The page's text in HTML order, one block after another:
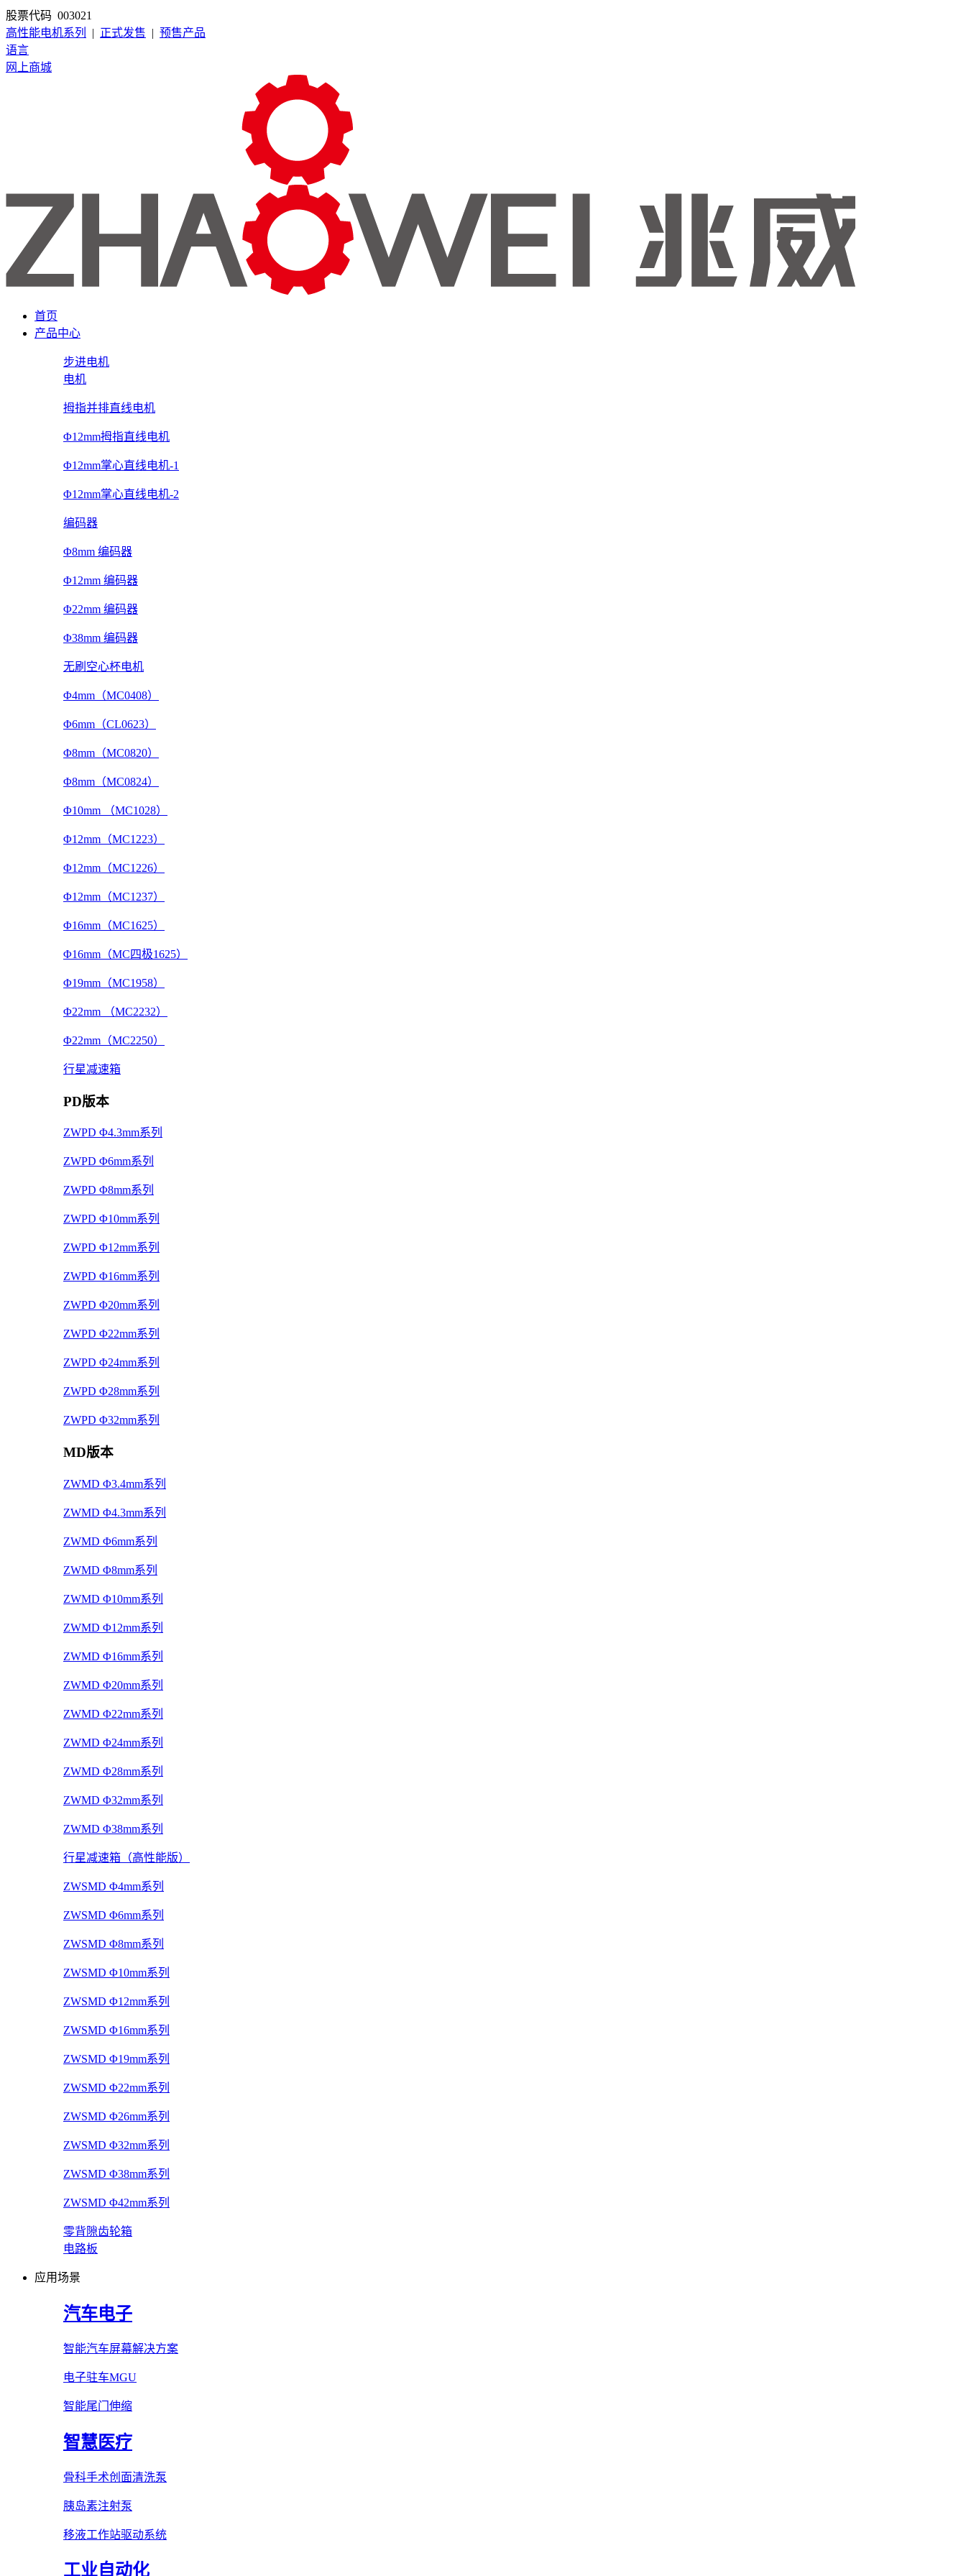
股票代码 003021
高性能电机系列
| 正式发售 | 预售产品
语言
网上商城
首页
产品中心
步进电机
电机
拇指并排直线电机
Φ12mm拇指直线电机
Φ12mm掌心直线电机-1
Φ12mm掌心直线电机-2
编码器
Φ8mm 编码器
Φ12mm 编码器
Φ22mm 编码器
Φ38mm 编码器
无刷空心杯电机
Φ4mm（MC0408）
Φ6mm（CL0623）
Φ8mm（MC0820）
Φ8mm（MC0824）
Φ10mm （MC1028）
Φ12mm（MC1223）
Φ12mm（MC1226）
Φ12mm（MC1237）
Φ16mm（MC1625）
Φ16mm（MC四极1625）
Φ19mm（MC1958）
Φ22mm （MC2232）
Φ22mm（MC2250）
行星减速箱
PD版本
ZWPD Φ4.3mm系列
ZWPD Φ6mm系列
ZWPD Φ8mm系列
ZWPD Φ10mm系列
ZWPD Φ12mm系列
ZWPD Φ16mm系列
ZWPD Φ20mm系列
ZWPD Φ22mm系列
ZWPD Φ24mm系列
ZWPD Φ28mm系列
ZWPD Φ32mm系列
MD版本
ZWMD Φ3.4mm系列
ZWMD Φ4.3mm系列
ZWMD Φ6mm系列
ZWMD Φ8mm系列
ZWMD Φ10mm系列
ZWMD Φ12mm系列
ZWMD Φ16mm系列
ZWMD Φ20mm系列
ZWMD Φ22mm系列
ZWMD Φ24mm系列
ZWMD Φ28mm系列
ZWMD Φ32mm系列
ZWMD Φ38mm系列
行星减速箱（高性能版）
ZWSMD Φ4mm系列
ZWSMD Φ6mm系列
ZWSMD Φ8mm系列
ZWSMD Φ10mm系列
ZWSMD Φ12mm系列
ZWSMD Φ16mm系列
ZWSMD Φ19mm系列
ZWSMD Φ22mm系列
ZWSMD Φ26mm系列
ZWSMD Φ32mm系列
ZWSMD Φ38mm系列
ZWSMD Φ42mm系列
零背隙齿轮箱
电路板
应用场景
汽车电子
智能汽车屏幕解决方案
电子驻车MGU
智能尾门伸缩
智慧医疗
骨科手术创面清洗泵
胰岛素注射泵
移液工作站驱动系统
工业自动化